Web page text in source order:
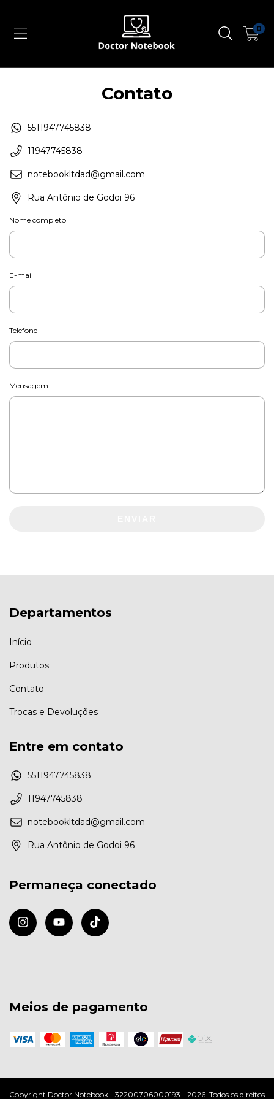
0
Contato
5511947745838
11947745838
notebookltdad@gmail.com
Rua Antônio de Godoi 96
Nome completo
E-mail
Telefone
Mensagem
Departamentos
Início
Produtos
Contato
Trocas e Devoluções
Entre em contato
5511947745838
11947745838
notebookltdad@gmail.com
Rua Antônio de Godoi 96
Permaneça conectado
Meios de pagamento
Copyright Doctor Notebook - 32200706000193 - 2026. Todos os direitos